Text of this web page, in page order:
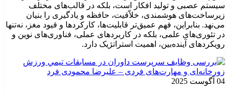
سیستم عصبی و تولید افکار است، بلکه در قالب‌های مختلف
زیرساخت‌های هوشمندی، خلاّقیت، حافظه و یادگیری را بنیان
می‌نهد. بنابراین، فهم عمیق‌تر قابلیت‌ها، کارکردها و قیود مغز، نه‌تنها
در تئوری‌های علمی، بلکه در کاربردهای عملی، فناوری‌های نوین و
رویکردهای آینده‌بین، اهمیت استراتژیک دارد.
04 آگوست 2025